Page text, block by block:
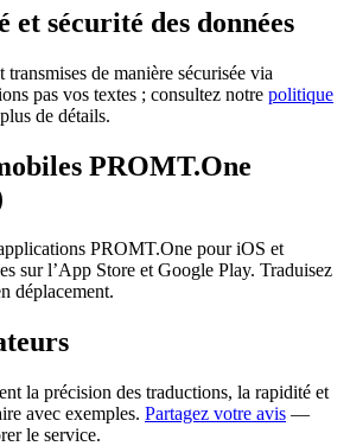
sécurité des données
transmises de manière sécurisée via
pas vos textes ; consultez notre politique
de détails.
PROMT.One
PROMT.One pour iOS et
sur l’App Store et Google Play. Traduisez
déplacement.
la précision des traductions, la rapidité et
avec exemples. Partagez votre avis —
le service.